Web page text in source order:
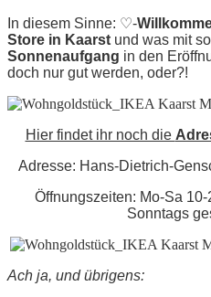
In diesem Sinne: ♡-
Store in Kaarst und was mit
Sonnenaufgang in den
doch nur gut werden, oder?!
Hier findet ihr noch die
Adresse: Hans-Dietrich-
Öffnungszeiten: Mo-Sa
Sonntags
Ach ja, und übrigens: